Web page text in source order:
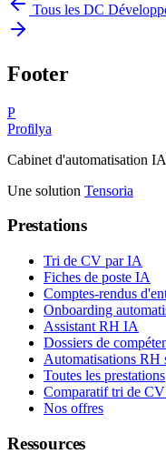
Tous les DC
Footer
P
Profilya
Cabinet d'automatisation
Une solution Tensoria
Prestations
Tri de CV par IA
Fiches de poste IA
Comptes-rendus
Onboarding
Assistant RH IA
Dossiers de
Automatisations RH
Toutes les prestations
Comparatif tri de
Nos offres
Ressources